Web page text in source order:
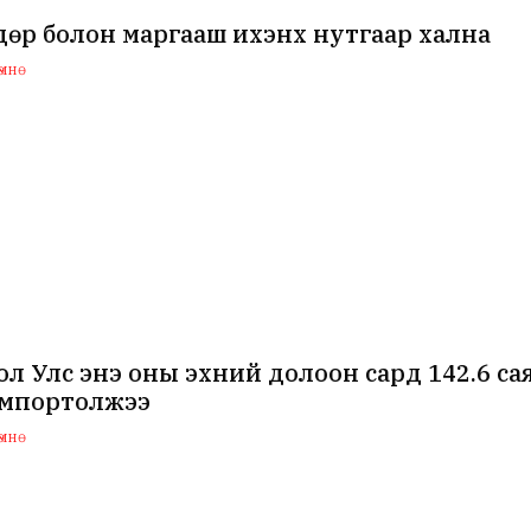
болон маргааш ихэнх нутгаар хална
Улс энэ оны эхний долоон сард 142.6